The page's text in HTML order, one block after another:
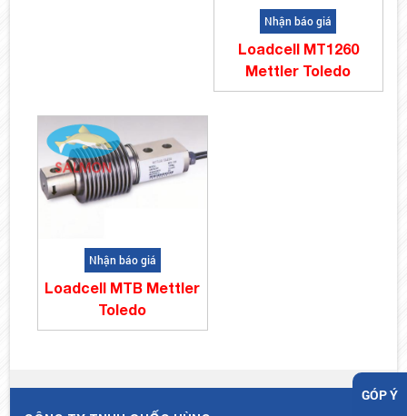
Nhận báo giá
Loadcell MT1260
Mettler Toledo
Nhận báo giá
Loadcell MTB Mettler
Toledo
GÓP Ý